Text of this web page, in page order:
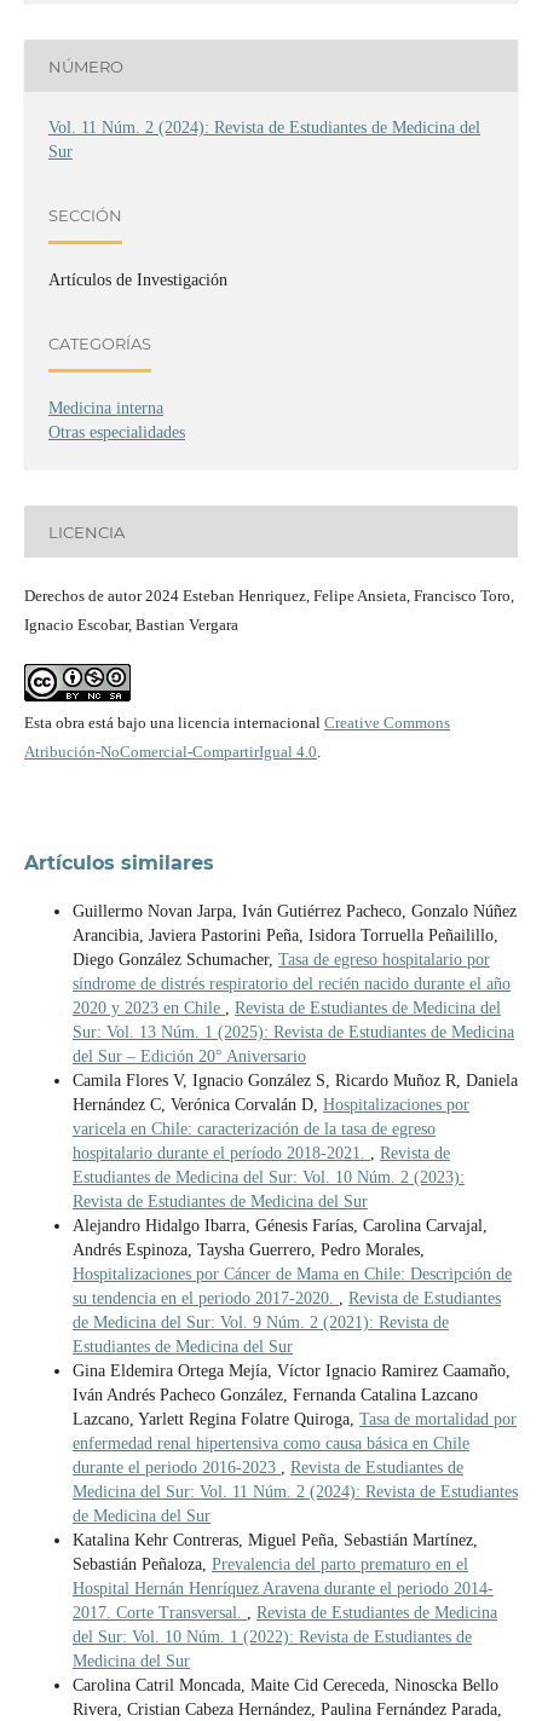
NÚMERO
Vol. 11 Núm. 2 (2024): Revista de Estudiantes de Medicina del
Sur
SECCIÓN
Artículos de Investigación
CATEGORÍAS
Medicina interna
Otras especialidades
LICENCIA
Derechos de autor 2024 Esteban Henriquez, Felipe Ansieta, Francisco Toro,
Ignacio Escobar, Bastian Vergara
Esta obra está bajo una licencia internacional Creative Commons
Atribución-NoComercial-CompartirIgual 4.0.
Artículos similares
Guillermo Novan Jarpa, Iván Gutiérrez Pacheco, Gonzalo Núñez
Arancibia, Javiera Pastorini Peña, Isidora Torruella Peñailillo,
Diego González Schumacher, Tasa de egreso hospitalario por
síndrome de distrés respiratorio del recién nacido durante el año
2020 y 2023 en Chile , Revista de Estudiantes de Medicina del
Sur: Vol. 13 Núm. 1 (2025): Revista de Estudiantes de Medicina
del Sur – Edición 20° Aniversario
Camila Flores V, Ignacio González S, Ricardo Muñoz R, Daniela
Hernández C, Verónica Corvalán D, Hospitalizaciones por
varicela en Chile: caracterización de la tasa de egreso
hospitalario durante el período 2018-2021. , Revista de
Estudiantes de Medicina del Sur: Vol. 10 Núm. 2 (2023):
Revista de Estudiantes de Medicina del Sur
Alejandro Hidalgo Ibarra, Génesis Farías, Carolina Carvajal,
Andrés Espinoza, Taysha Guerrero, Pedro Morales,
Hospitalizaciones por Cáncer de Mama en Chile: Descripción de
su tendencia en el periodo 2017-2020. , Revista de Estudiantes
de Medicina del Sur: Vol. 9 Núm. 2 (2021): Revista de
Estudiantes de Medicina del Sur
Gina Eldemira Ortega Mejía, Víctor Ignacio Ramirez Caamaño,
Iván Andrés Pacheco González, Fernanda Catalina Lazcano
Lazcano, Yarlett Regina Folatre Quiroga, Tasa de mortalidad por
enfermedad renal hipertensiva como causa básica en Chile
durante el periodo 2016-2023 , Revista de Estudiantes de
Medicina del Sur: Vol. 11 Núm. 2 (2024): Revista de Estudiantes
de Medicina del Sur
Katalina Kehr Contreras, Miguel Peña, Sebastián Martínez,
Sebastián Peñaloza, Prevalencia del parto prematuro en el
Hospital Hernán Henríquez Aravena durante el periodo 2014-
2017. Corte Transversal. , Revista de Estudiantes de Medicina
del Sur: Vol. 10 Núm. 1 (2022): Revista de Estudiantes de
Medicina del Sur
Carolina Catril Moncada, Maite Cid Cereceda, Ninoscka Bello
Rivera, Cristian Cabeza Hernández, Paulina Fernández Parada,